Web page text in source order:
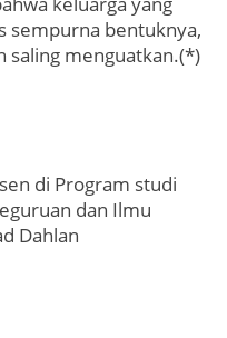
sempurna bentuknya,
saling menguatkan.(*)
di Program studi
dan Ilmu
Dahlan